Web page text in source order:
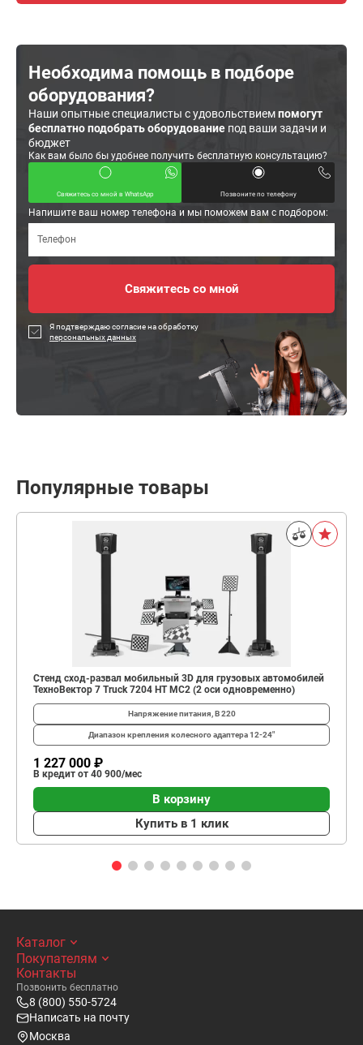
Необходима помощь в подборе
оборудования?
Наши опытные специалисты с удовольствиемпомогут
бесплатно подобрать оборудование под ваши задачи и
бюджет
Как вам было бы удобнее получить бесплатную консультацию?
Свяжитесь со мной в WhatsApp Позвоните по телефону
Напишите ваш номер телефона и мы поможем вам с подбором:
Я подтверждаю согласие на обработку
персональных данных
Популярные товары
Стенд сход-развал мобильный 3D для грузовых автомобилей
ТехноВектор 7 Truck 7204 HT MC2 (2 оси одновременно)
Напряжение питания, В220
Диапазон крепления колесного адаптера12-24"
1 227 000 ₽
В кредит от 40 900/мес
В корзину
Купить в 1 клик
Каталог
Покупателям
Контакты
Позвонить бесплатно
8 (800) 550-5724
Написать на почту
Москва